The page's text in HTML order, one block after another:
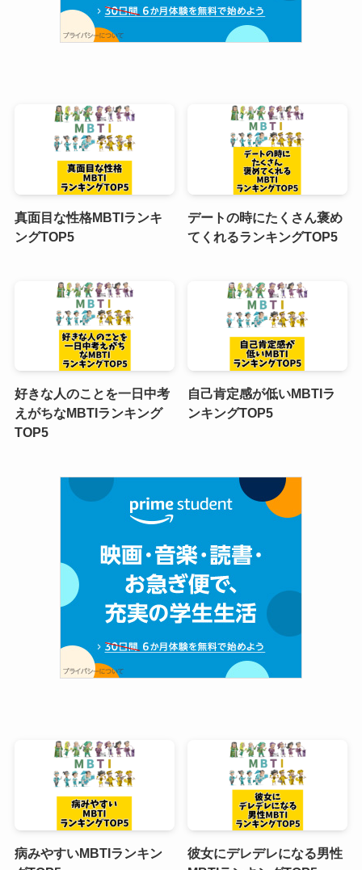
真面目な性格MBTIランキ
ングTOP5
デートの時にたくさん褒め
てくれるランキングTOP5
好きな人のことを一日中考
えがちなMBTIランキング
TOP5
自己肯定感が低いMBTIラ
ンキングTOP5
病みやすいMBTIランキン
彼女にデレデレになる男性